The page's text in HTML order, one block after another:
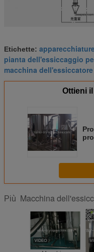
Etichette:
pianta dell'essiccaggio
macchina
Ottieni
Più Macchina